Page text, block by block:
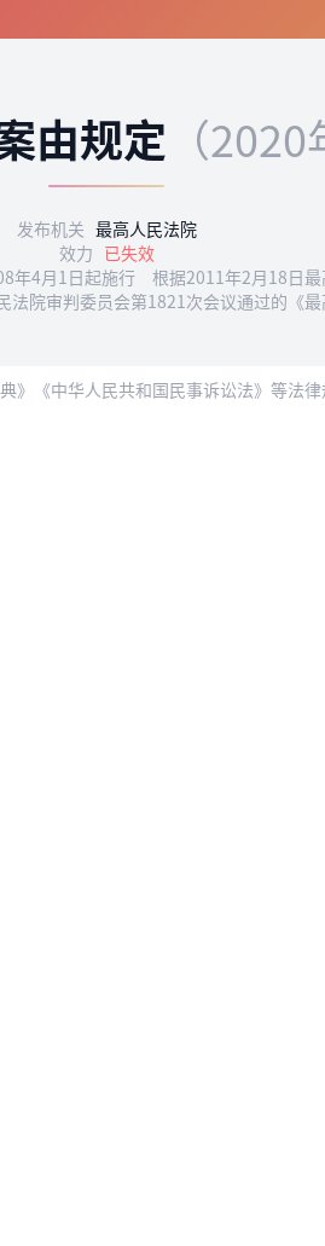
由规定 （2020
发布机关 最高人民法院
效力 已失效
年4月1日起施行 根据2011年2月18日
院审判委员会第1821次会议通过的《最